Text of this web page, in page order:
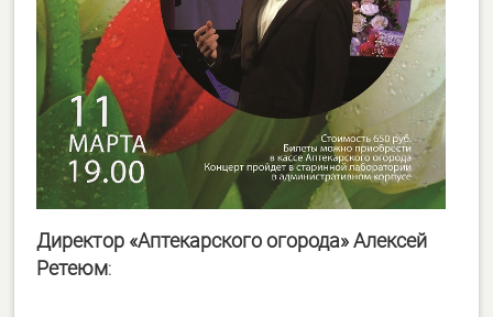
Директор «Аптекарского огорода» Алексей
Ретеюм: